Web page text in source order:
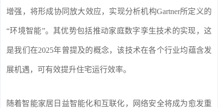
增强，将形成协同放大效应，实现分析机构Gartner所定义的
“环境智能”。其优势包括推动家庭数字孪生技术的实现，这
是我们在2025年曾提及的概念，该技术在各个行业均蕴含发
展机遇，可有效提升住宅运行效率。
随着智能家居日益智能化和互联化，网络安全将成为愈发重